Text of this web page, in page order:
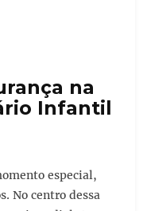
na
Infantil
especial,
No centro dessa